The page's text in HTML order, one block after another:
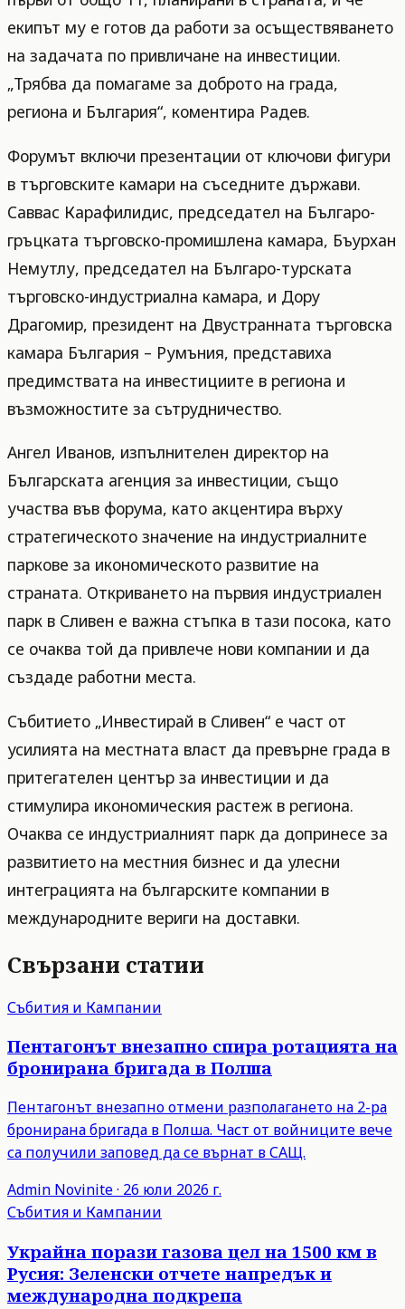
екипът му е готов да работи за осъществяването
на задачата по привличане на инвестиции.
„Трябва да помагаме за доброто на града,
региона и България“, коментира Радев.
Форумът включи презентации от ключови фигури
в търговските камари на съседните държави.
Саввас Карафилидис, председател на Българо-
гръцката търговско-промишлена камара, Бъурхан
Немутлу, председател на Българо-турската
търговско-индустриална камара, и Дору
Драгомир, президент на Двустранната търговска
камара България – Румъния, представиха
предимствата на инвестициите в региона и
възможностите за сътрудничество.
Ангел Иванов, изпълнителен директор на
Българската агенция за инвестиции, също
участва във форума, като акцентира върху
стратегическото значение на индустриалните
паркове за икономическото развитие на
страната. Откриването на първия индустриален
парк в Сливен е важна стъпка в тази посока, като
се очаква той да привлече нови компании и да
създаде работни места.
Събитието „Инвестирай в Сливен“ е част от
усилията на местната власт да превърне града в
притегателен център за инвестиции и да
стимулира икономическия растеж в региона.
Очаква се индустриалният парк да допринесе за
развитието на местния бизнес и да улесни
интеграцията на българските компании в
международните вериги на доставки.
Свързани статии
Събития и Кампании
Пентагонът внезапно спира ротацията на
бронирана бригада в Полша
Пентагонът внезапно отмени разполагането на 2-ра
бронирана бригада в Полша. Част от войниците вече
са получили заповед да се върнат в САЩ.
Admin Novinite· 26 юли 2026 г.
Събития и Кампании
Украйна порази газова цел на 1500 км в
Русия: Зеленски отчете напредък и
международна подкрепа